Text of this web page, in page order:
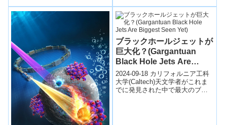
Radio: N...
ブラックホールジェットが
巨大化？(Gargantuan
Black Hole Jets Are
Biggest Seen Yet)
2024-09-18 カリフォルニア工科
大学(Caltech)天文学者がこれま
でに発見された中で最大のブラ